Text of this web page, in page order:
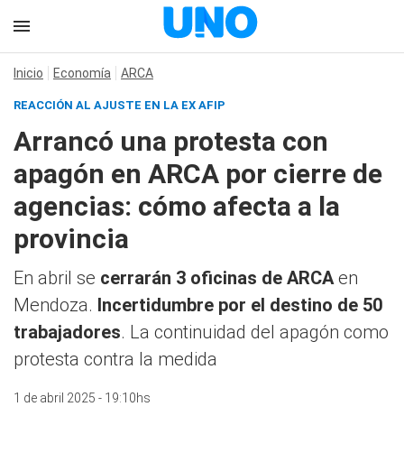
Inicio Economía ARCA
REACCIÓN AL AJUSTE EN LA EX AFIP
Arrancó una protesta con
apagón en ARCA por cierre de
agencias: cómo afecta a la
provincia
En abril se cerrarán 3 oficinas de ARCAen
Mendoza. Incertidumbre por el destino de 50
trabajadores. La continuidad del apagón como
protesta contra la medida
1 de abril 2025 - 19:10hs